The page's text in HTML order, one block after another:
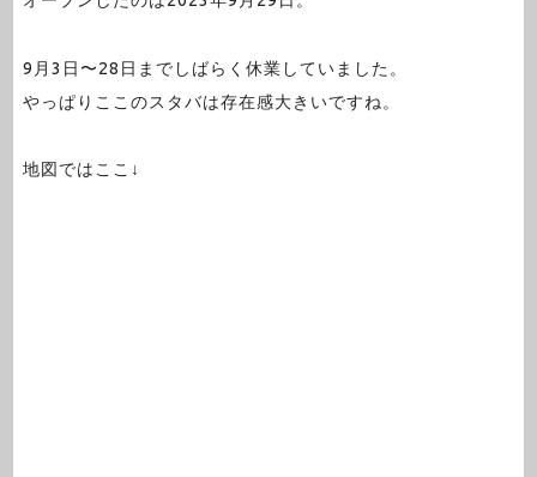
9月3日〜28日までしばらく休業していました。
やっぱりここのスタバは存在感大きいですね。
地図ではここ↓